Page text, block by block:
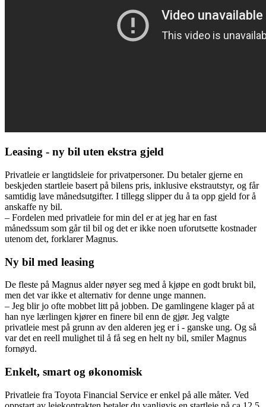
Leasing - ny bil uten ekstra gjeld
Privatleie er langtidsleie for privatpersoner. Du betaler gjerne en
beskjeden startleie basert på bilens pris, inklusive ekstrautstyr, og får
samtidig lave månedsutgifter. I tillegg slipper du å ta opp gjeld for å
anskaffe ny bil.
– Fordelen med privatleie for min del er at jeg har en fast
månedssum som går til bil og det er ikke noen uforutsette kostnader
utenom det, forklarer Magnus.
Ny bil med leasing
De fleste på Magnus alder nøyer seg med å kjøpe en godt brukt bil,
men det var ikke et alternativ for denne unge mannen.
– Jeg blir jo ofte mobbet litt på jobben. De gamlingene klager på at
han nye lærlingen kjører en finere bil enn de gjør. Jeg valgte
privatleie mest på grunn av den alderen jeg er i - ganske ung. Og så
var det en reell mulighet til å få seg en helt ny bil, smiler Magnus
fornøyd.
Enkelt, smart og økonomisk
Privatleie fra Toyota Financial Service er enkel på alle måter. Ved